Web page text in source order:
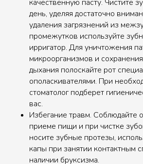
качественную пасту. Чистите
день, уделяя достаточно
удаления загрязнений из
промежутков используйте
ирригатор. Для уничтожения
микроорганизмов и
дыхания полоскайте рот
ополаскивателями. При
стоматолог подберет
вас.
Избегание травм. Соблюдайте
приеме пищи и при чистке
носите зубные протезы,
капы при занятии контактным
наличии бруксизма.